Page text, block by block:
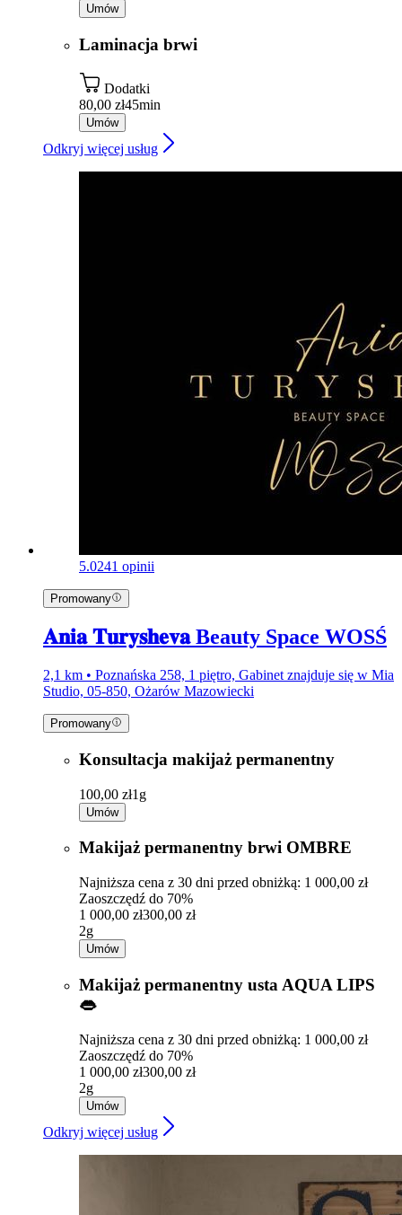
Umów
Laminacja brwi
Dodatki
80,00 zł45min
Umów
Odkryj więcej usług
5.0241 opinii
Promowany
𝐀𝐧𝐢𝐚 𝐓𝐮𝐫𝐲𝐬𝐡𝐞𝐯𝐚 Beauty Space WOSŚ
2,1 km • Poznańska 258, 1 piętro, Gabinet znajduje się w Mia
Studio, 05-850, Ożarów Mazowiecki
Promowany
Konsultacja makijaż permanentny
100,00 zł1g
Umów
Makijaż permanentny brwi OMBRE
Najniższa cena z 30 dni przed obniżką: 1 000,00 zł
Zaoszczędź do 70%
1 000,00 zł300,00 zł
2g
Umów
Makijaż permanentny usta AQUA LIPS
👄
Najniższa cena z 30 dni przed obniżką: 1 000,00 zł
Zaoszczędź do 70%
1 000,00 zł300,00 zł
2g
Umów
Odkryj więcej usług